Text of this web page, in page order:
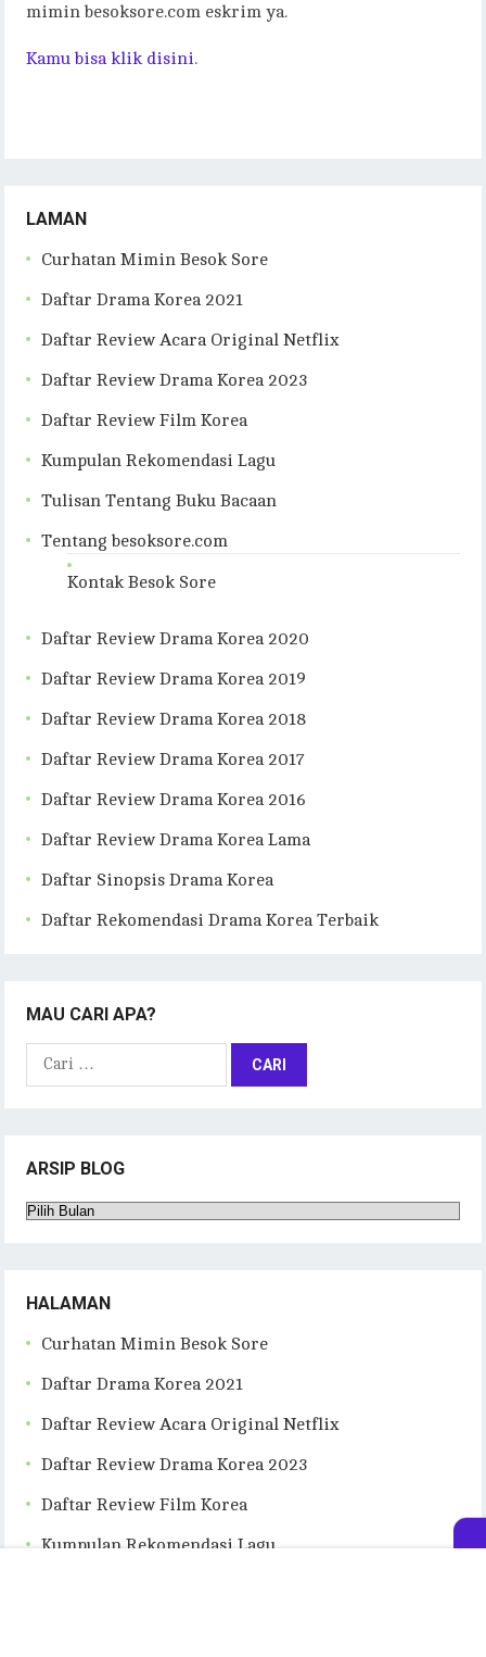
mimin besoksore.com eskrim ya.
Kamu bisa klik disini.
LAMAN
Curhatan Mimin Besok Sore
Daftar Drama Korea 2021
Daftar Review Acara Original Netflix
Daftar Review Drama Korea 2023
Daftar Review Film Korea
Kumpulan Rekomendasi Lagu
Tulisan Tentang Buku Bacaan
Tentang besoksore.com
Kontak Besok Sore
Daftar Review Drama Korea 2020
Daftar Review Drama Korea 2019
Daftar Review Drama Korea 2018
Daftar Review Drama Korea 2017
Daftar Review Drama Korea 2016
Daftar Review Drama Korea Lama
Daftar Sinopsis Drama Korea
Daftar Rekomendasi Drama Korea Terbaik
MAU CARI APA?
Cari
ARSIP BLOG
Arsip
HALAMAN
Curhatan Mimin Besok Sore
Daftar Drama Korea 2021
Daftar Review Acara Original Netflix
Daftar Review Drama Korea 2023
Daftar Review Film Korea
Kumpulan Rekomendasi Lagu